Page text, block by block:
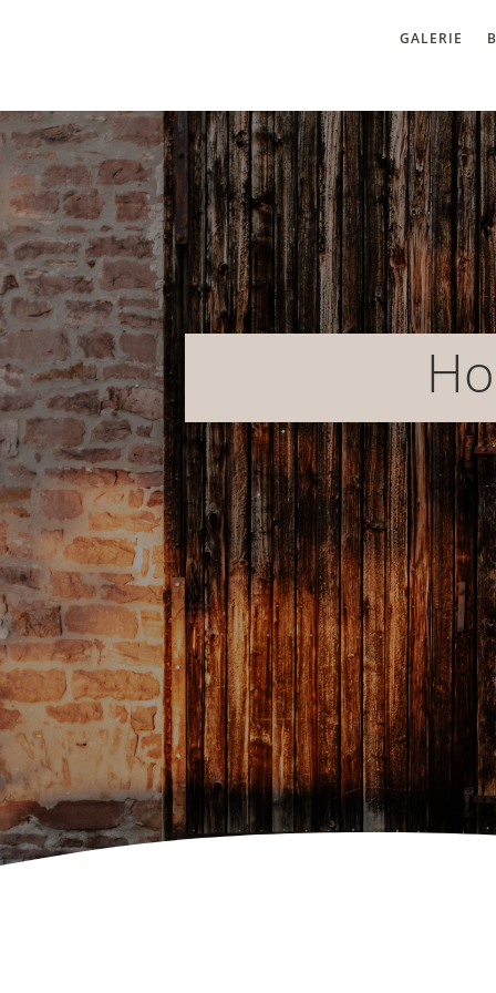
GALERIE